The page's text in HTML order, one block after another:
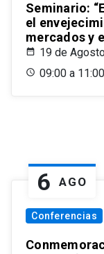
Seminario:
el
mercados y
19 de
09:00 a 11:00
6 AGO
Conferencias